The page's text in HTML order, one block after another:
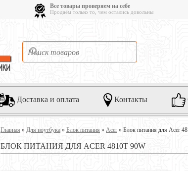
Все товары проверяем на себе
Продаём только то, чем остались довольны
Доставка и оплата Контакты
Главная » Для ноутбука » Блок питания » Acer » Блок питания для Acer
БЛОК ПИТАНИЯ ДЛЯ ACER 4810T 90W